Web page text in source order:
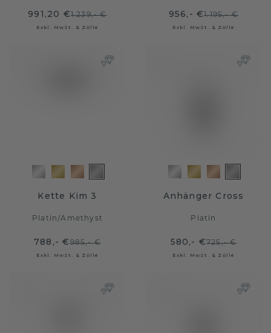
991,20 €1.239,- €
Exkl. MwSt. & Zölle
956,- €1.195,- €
Exkl. MwSt. & Zölle
Kette Kim 3
Platin/Amethyst
788,- €985,- €
Exkl. MwSt. & Zölle
Anhänger Cross
Platin
580,- €725,- €
Exkl. MwSt. & Zölle